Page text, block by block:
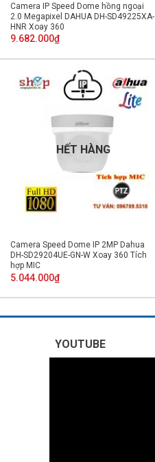
Camera IP Speed Dome hồng ngoại
2.0 Megapixel DAHUA DH-SD49225XA-
HNR Xoay 360
9.682.000₫
HẾT HÀNG
Camera Speed Dome IP 2MP Dahua
DH-SD29204UE-GN-W Xoay 360 Tích
hợp MIC
5.044.000₫
YOUTUBE